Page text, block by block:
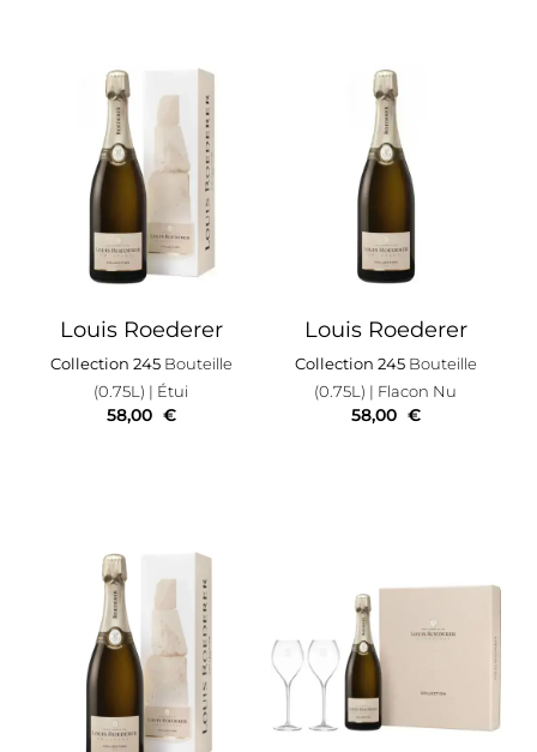
Louis Roederer
Collection 245Bouteille
(0.75L) | Étui
58,00 €
Louis Roederer
Collection 245Bouteille
(0.75L) | Flacon Nu
58,00 €